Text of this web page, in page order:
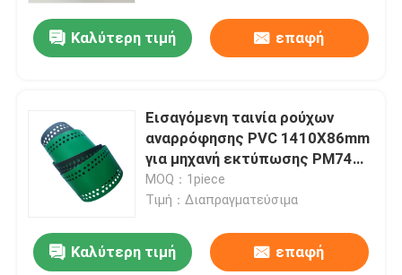
Καλύτερη τιμή επαφή
Εισαγόμενη ταινία ρούχων
αναρρόφησης PVC 1410X86mm
για μηχανή εκτύπωσης PM74
SM74
MOQ：1piece
Τιμή：Διαπραγματεύσιμα
Καλύτερη τιμή επαφή